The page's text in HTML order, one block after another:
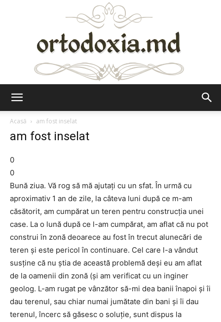
Acasă
am fost inselat
am fost inselat
0
0
Bună ziua. Vă rog să mă ajutaţi cu un sfat. În urmă cu
aproximativ 1 an de zile, la câteva luni după ce m-am
căsătorit, am cumpărat un teren pentru construcţia unei
case. La o lună după ce l-am cumpărat, am aflat că nu pot
construi în zonă deoarece au fost în trecut alunecări de
teren şi este pericol în continuare. Cel care l-a vândut
susţine că nu ştia de această problemă deşi eu am aflat
de la oamenii din zonă (şi am verificat cu un inginer
geolog. L-am rugat pe vânzător să-mi dea banii înapoi şi îi
dau terenul, sau chiar numai jumătate din bani şi îi dau
terenul, încerc să găsesc o soluţie, sunt dispus la